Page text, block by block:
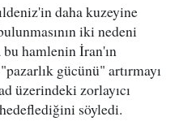
daha kuzeyine
iki nedeni
bu hamlenin İran'ın
gücünü" artırmayı
üzerindeki zorlayıcı
söyledi.